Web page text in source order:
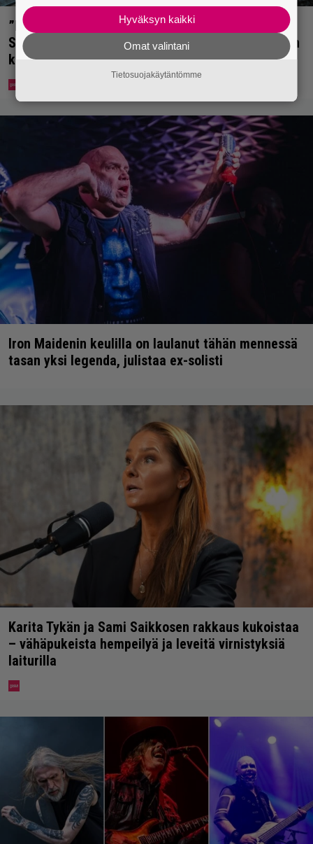
”Mitä isompi vehje, sen paremmin kulkee” –
Susanna Penttilä suuntasi Bangbussinsa Helsingin
keskustaan
Iron Maidenin keulilla on laulanut tähän mennessä
tasan yksi legenda, julistaa ex-solisti
Karita Tykän ja Sami Saikkosen rakkaus kukoistaa
– vähäpukeista hempeilyä ja leveitä virnistyksiä
laiturilla
Hyväksyn kaikki
Omat valintani
Tietosuojakäytäntömme